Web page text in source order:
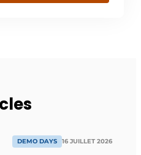
DEMO DAYS 16 JUILLET 2026